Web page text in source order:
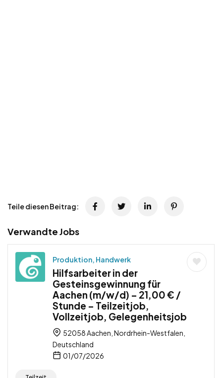
Teile diesen Beitrag:
Verwandte Jobs
Produktion, Handwerk
Hilfsarbeiter in der
Gesteinsgewinnung für
Aachen (m/w/d) – 21,00 € /
Stunde – Teilzeitjob,
Vollzeitjob, Gelegenheitsjob
52058 Aachen, Nordrhein-Westfalen,
Deutschland
01/07/2026